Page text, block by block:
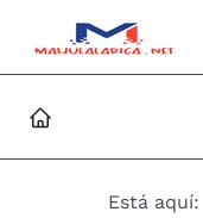
Está aquí: